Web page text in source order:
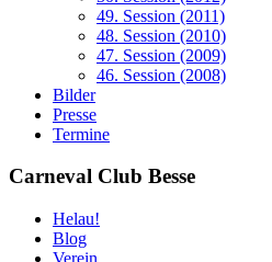
49. Session (2011)
48. Session (2010)
47. Session (2009)
46. Session (2008)
Bilder
Presse
Termine
Carneval Club Besse
Helau!
Blog
Verein